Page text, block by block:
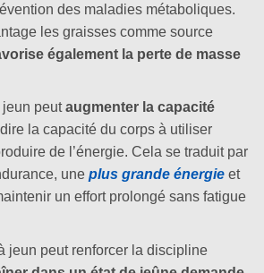
des maladies métaboliques.
les graisses comme source
également la perte de masse
jeun peutaugmenter la capacité
dire la capacité du corps à utiliser
de l’énergie. Cela se traduit par
une plus grande énergieet
un effort prolongé sans fatigue
jeun peut renforcer la discipline